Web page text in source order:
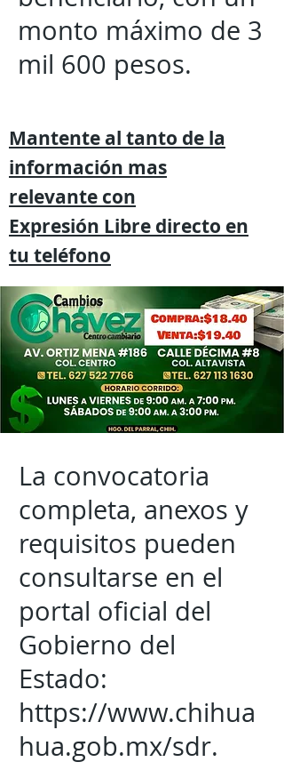
monto máximo de 3
mil 600 pesos.
Mantente al tanto de la
información mas
relevante con
Expresión Libre directo en
tu teléfono
La convocatoria
completa, anexos y
requisitos pueden
consultarse en el
portal oficial del
Gobierno del
Estado:
https://www.chihua
hua.gob.mx/sdr.